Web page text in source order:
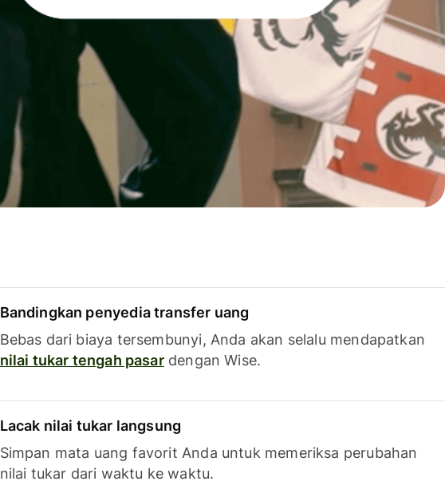
Bandingkan penyedia transfer uang
Bebas dari biaya tersembunyi, Anda akan selalu mendapatkan
nilai tukar tengah pasardengan Wise.
Lacak nilai tukar langsung
Simpan mata uang favorit Anda untuk memeriksa perubahan
nilai tukar dari waktu ke waktu.